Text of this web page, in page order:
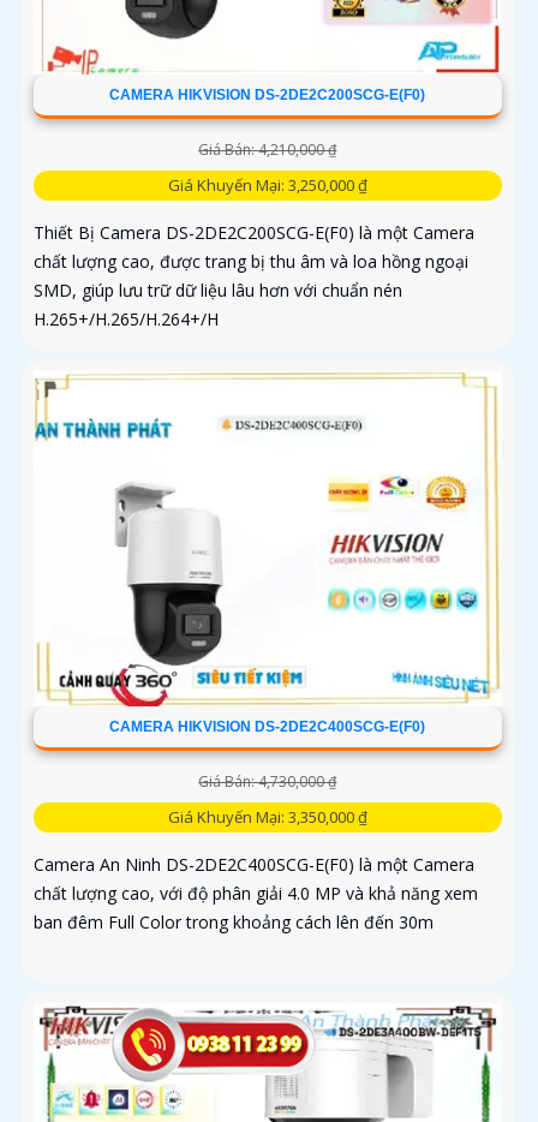
CAMERA HIKVISION DS-2DE2C200SCG-E(F0)
Giá Bán: 4,210,000 ₫
Giá Khuyến Mại: 3,250,000 ₫
Thiết Bị Camera DS-2DE2C200SCG-E(F0) là một Camera
chất lượng cao, được trang bị thu âm và loa hồng ngoại
SMD, giúp lưu trữ dữ liệu lâu hơn với chuẩn nén
H.265+/H.265/H.264+/H
CAMERA HIKVISION DS-2DE2C400SCG-E(F0)
Giá Bán: 4,730,000 ₫
Giá Khuyến Mại: 3,350,000 ₫
Camera An Ninh DS-2DE2C400SCG-E(F0) là một Camera
chất lượng cao, với độ phân giải 4.0 MP và khả năng xem
ban đêm Full Color trong khoảng cách lên đến 30m